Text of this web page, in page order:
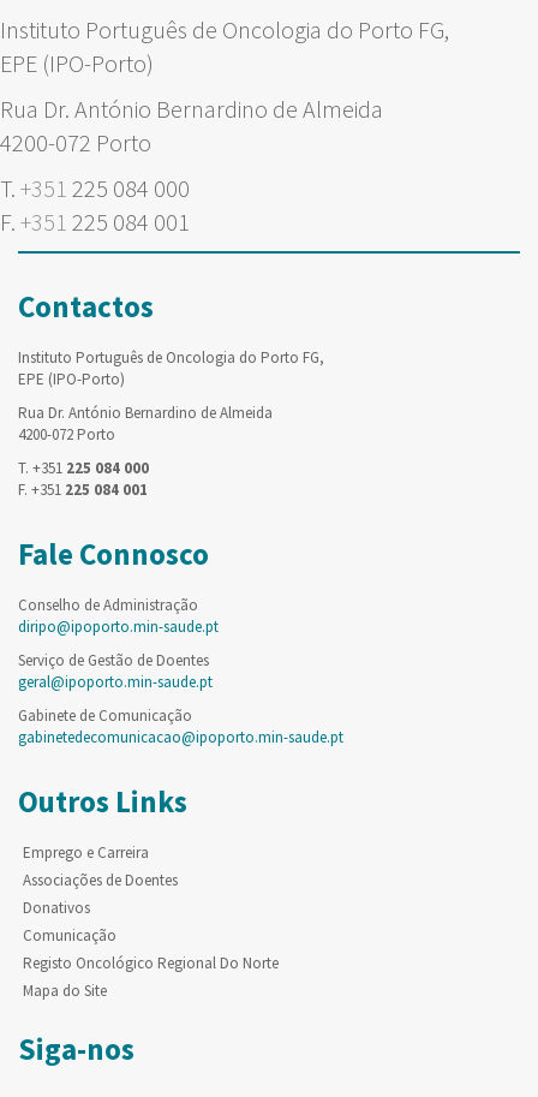
Instituto Português de Oncologia do Porto FG,
EPE (IPO-Porto)
Rua Dr. António Bernardino de Almeida
4200-072 Porto
T. +351 225 084 000
F. +351 225 084 001
Contactos
Instituto Português de Oncologia do Porto FG,
EPE (IPO-Porto)
Rua Dr. António Bernardino de Almeida
4200-072 Porto
T. +351 225 084 000
F. +351 225 084 001
Fale Connosco
Conselho de Administração
diripo@ipoporto.min-saude.pt
Serviço de Gestão de Doentes
geral@ipoporto.min-saude.pt
Gabinete de Comunicação
gabinetedecomunicacao@ipoporto.min-saude.pt
Outros Links
Emprego e Carreira
Associações de Doentes
Donativos
Comunicação
Registo Oncológico Regional Do Norte
Mapa do Site
Siga-nos